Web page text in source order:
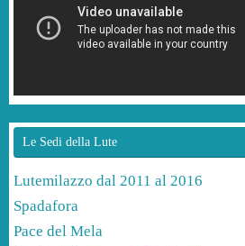
Le Sedi della Lute
Lutemilazzo dal 2011 al 2016
Spadafora
Pace del Mela